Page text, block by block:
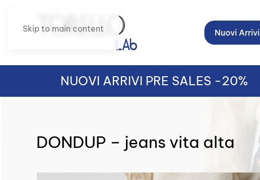
Skip to main content Nuovi Arrivi
NUOVI ARRIVI PRE SALES -20%
DONDUP – jeans vita alta